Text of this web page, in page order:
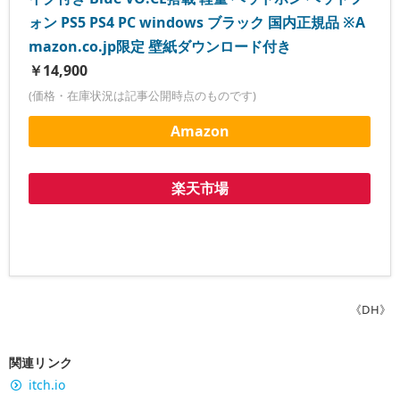
ォン PS5 PS4 PC windows ブラック 国内正規品 ※A
mazon.co.jp限定 壁紙ダウンロード付き
￥14,900
(価格・在庫状況は記事公開時点のものです)
Amazon
楽天市場
《DH》
関連リンク
itch.io